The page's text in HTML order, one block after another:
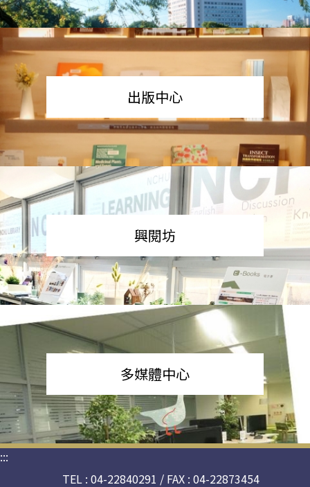
出版中心
興閱坊
多媒體中心
:::
TEL : 04-22840291 / FAX : 04-22873454